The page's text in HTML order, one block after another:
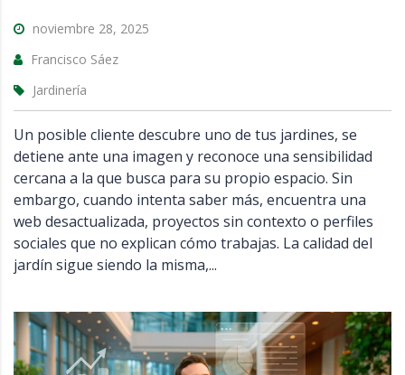
noviembre 28, 2025
Francisco Sáez
Jardinería
Un posible cliente descubre uno de tus jardines, se
detiene ante una imagen y reconoce una sensibilidad
cercana a la que busca para su propio espacio. Sin
embargo, cuando intenta saber más, encuentra una
web desactualizada, proyectos sin contexto o perfiles
sociales que no explican cómo trabajas. La calidad del
jardín sigue siendo la misma,...